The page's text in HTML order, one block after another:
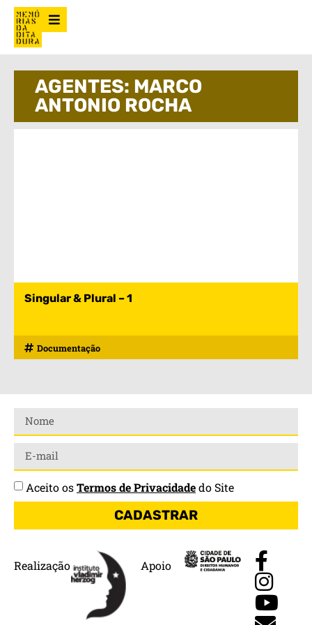
AGENTES: MARCO
ANTONIO ROCHA
Singular & Plural – 1
Documentação
Realização Apoio
Aceito osTermos de Privacidadedo Site
CADASTRAR